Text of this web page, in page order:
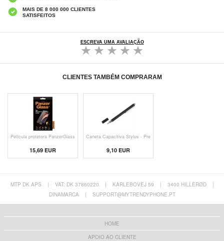
MAIS DE 8 000 000 CLIENTES
SATISFEITOS
ESCREVA UMA AVALIAÇÃO
CLIENTES TAMBÉM COMPRARAM
Película protetora PanzerGlass
15,69 EUR
Caneta Capacitiva Stylus - Pre
9,10 EUR
MTP DK APS | VAT: DK 37860220 | KARLEBOVEJ 59 | 3400 HILLERØD
|
DINAMARCA
| SUPPORT@MYTRENDYPHONE.PT
HOME
APOIO AO CLIENTE